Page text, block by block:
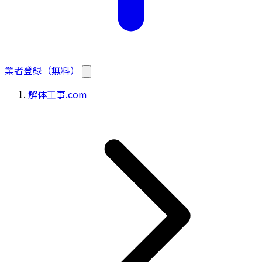
業者登録（無料）
解体工事.com